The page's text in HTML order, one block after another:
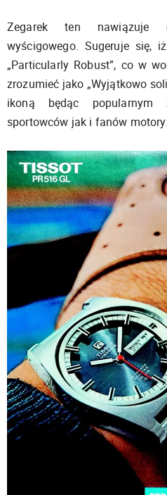
Zegarek ten nawiązuje
wyścigowego. Sugeruje się,
„Particularly Robust”, co w
zrozumieć jako „Wyjątkowo
ikoną będąc popularnym
sportowców jak i fanów